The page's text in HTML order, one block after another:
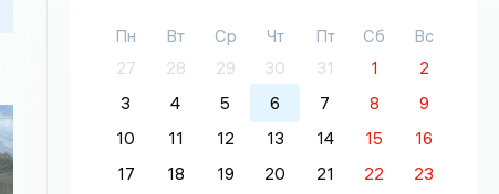
Пн Вт Ср Чт Пт Сб
Вс
27
28 29 30 31 1
2
3
4 5 6 7 8
9
10
11 12 13 14 15
16
17
18 19 20 21 22
23